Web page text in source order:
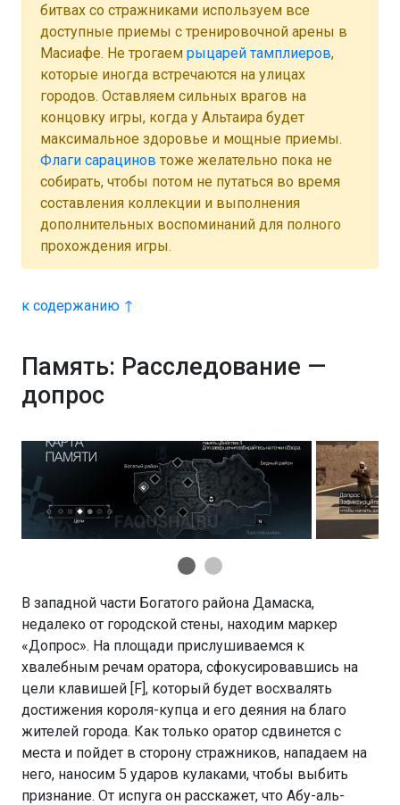
битвах со стражниками используем все
доступные приемы с тренировочной арены в
Масиафе. Не трогаемрыцарей тамплиеров,
которые иногда встречаются на улицах
городов. Оставляем сильных врагов на
концовку игры, когда у Альтаира будет
максимальное здоровье и мощные приемы.
Флаги сарацинов тоже желательно пока не
собирать, чтобы потом не путаться во время
составления коллекции и выполнения
дополнительных воспоминаний для полного
прохождения игры.
к содержанию ↑
Память: Расследование —
допрос
В западной части Богатого района Дамаска,
недалеко от городской стены, находим маркер
«Допрос». На площади прислушиваемся к
хвалебным речам оратора, сфокусировавшись на
цели клавишей [F], который будет восхвалять
достижения короля-купца и его деяния на благо
жителей города. Как только оратор сдвинется с
места и пойдет в сторону стражников, нападаем на
него, наносим 5 ударов кулаками, чтобы выбить
признание. От испуга он расскажет, что Абу-аль-